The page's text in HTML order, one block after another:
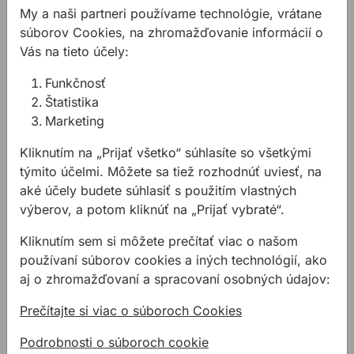
Vrecká do vysávačov METABO 32L 5ks
Vrecká do
vysávačov METABO
32L 5ks
Vrecká do vysávačov k
ASR
51,48 €
30,89 €
/ks
30,89€ s DPH
My a naši partneri používame technológie, vrátane
súborov Cookies, na zhromažďovanie informácií o
Vás na tieto účely:
Funkčnosť
Štatistika
Marketing
Kliknutím na „Prijať všetko“ súhlasíte so všetkými
týmito účelmi. Môžete sa tiež rozhodnúť uviesť, na
aké účely budete súhlasiť s použitím vlastných
výberov, a potom kliknúť na „Prijať vybraté“.
Kliknutím sem si môžete prečítať viac o našom
používaní súborov cookies a iných technológií, ako
aj o zhromažďovaní a spracovaní osobných údajov:
Prečítajte si viac o súboroch Cookies
Podrobnosti o súboroch cookie